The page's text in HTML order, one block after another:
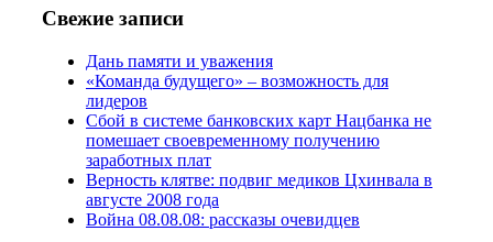
июля 2017 г
2012 г(15)№97 30 июля 2015 г
(15)№98 1 августа 2015 г
августа 2016 г(10)№98 5 июля 2014 г(10)
№98 8 августа 2013 г
августа 2012 г(14)
2017 г(9)
№99 4 августа
Свежие записи
Дань памяти и уважения
«Команда будущего» – возможность для
лидеров
Сбой в системе банковских карт Нацбанка не
помешает своевременному получению
заработных плат
Верность клятве: подвиг медиков Цхинвала в
августе 2008 года
Война 08.08.08: рассказы очевидцев